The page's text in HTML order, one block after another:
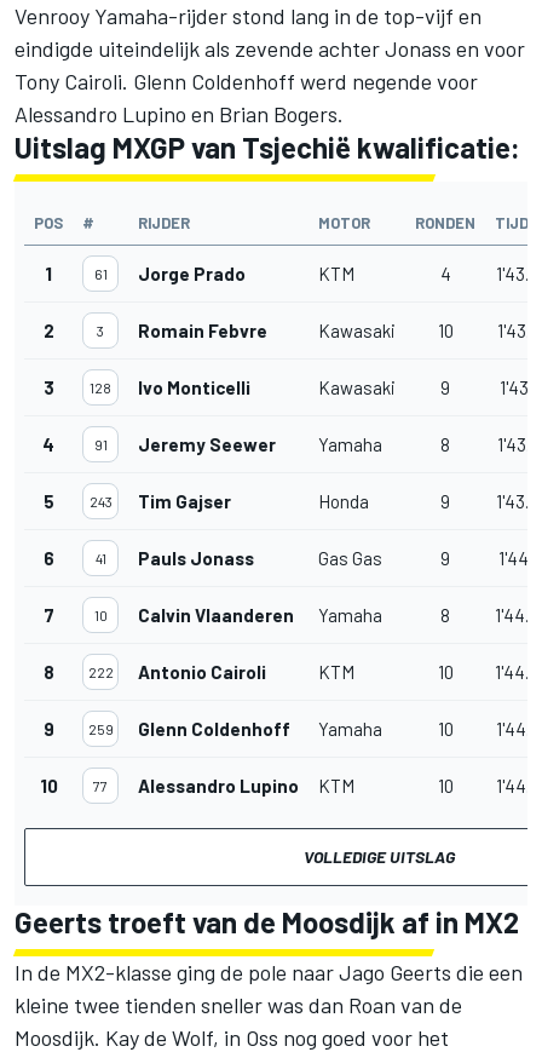
Venrooy Yamaha-rijder stond lang in de top-vijf en
eindigde uiteindelijk als zevende achter Jonass en voor
Tony Cairoli. Glenn Coldenhoff werd negende voor
Alessandro Lupino en Brian Bogers.
Uitslag MXGP van Tsjechië kwalificatie:
POS # RIJDER MOTOR RONDEN TIJD
1 61 Jorge Prado KTM 4
2 3 Romain Febvre Kawasaki 10
3 128 Ivo Monticelli Kawasaki 9
4 91 Jeremy Seewer Yamaha 8
5 243 Tim Gajser Honda 9
6 41 Pauls Jonass Gas Gas 9
7 10 Calvin Vlaanderen Yamaha 8
8 222 Antonio Cairoli KTM 10
9 259 Glenn Coldenhoff Yamaha 10
10 77 Alessandro Lupino KTM 10
VOLLEDIGE UITSLAG
Geerts troeft van de Moosdijk af in MX2
In de MX2-klasse ging de pole naar Jago Geerts die een
kleine twee tienden sneller was dan Roan van de
Moosdijk. Kay de Wolf, in Oss nog goed voor het